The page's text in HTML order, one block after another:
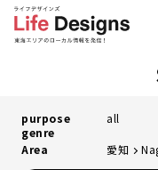
purpose
genre
all
Area 愛知